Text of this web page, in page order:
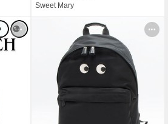
Sweet Mary